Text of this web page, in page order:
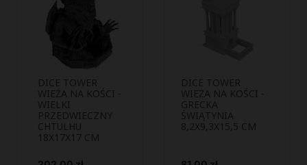
 Podejrzyj i
DICE TOWER
WIEŻA NA KOŚCI -
WIELKI
PRZEDWIECZNY
CHTULHU
18X17X17 CM
 Podejrzyj i
kup
DICE TOWER
WIEŻA NA KOŚCI -
GRECKA
ŚWIĄTYNIA
8,2X9,3X15,5 CM